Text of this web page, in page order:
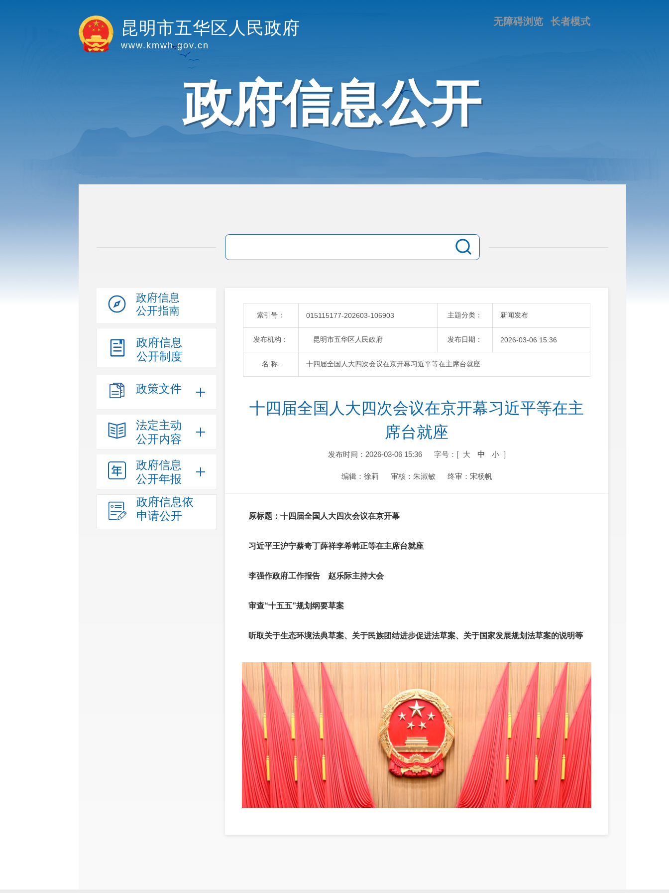
昆明市五华区人民政府
www.kmwh.gov.cn
长者模式
无障碍浏览
政府信息公开
政府信息
公开指南
政府信息
公开制度
政策文件
法定主动
公开内容
政府信息
公开年报
政府信息依
申请公开
索引号： 015115177-202603-106903 主题分类： 新闻发布
发布机构： 昆明市五华区人民政府 发布日期： 2026-03-06 15:36
名 称: 十四届全国人大四次会议在京开幕习近平等在主席台就座
十四届全国人大四次会议在京开幕习近平等在主
席台就座
发布时间：2026-03-06 15:36 字号：[ 大 中 小 ]
编辑：徐莉 审核：朱淑敏 终审：宋杨帆
原标题：十四届全国人大四次会议在京开幕
习近平王沪宁蔡奇丁薛祥李希韩正等在主席台就座
李强作政府工作报告 赵乐际主持大会
审查“十五五”规划纲要草案
听取关于生态环境法典草案、关于民族团结进步促进法草案、关于国家发展规划法草案的说明等